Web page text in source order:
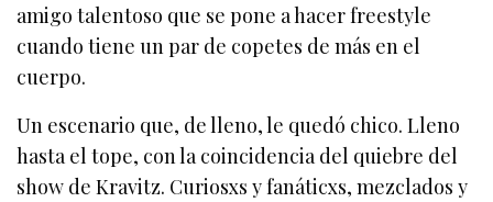
amigo talentoso que se pone a hacer freestyle
cuando tiene un par de copetes de más en el
cuerpo.
Un escenario que, de lleno, le quedó chico. Lleno
hasta el tope, con la coincidencia del quiebre del
show de Kravitz. Curiosxs y fanáticxs, mezclados y